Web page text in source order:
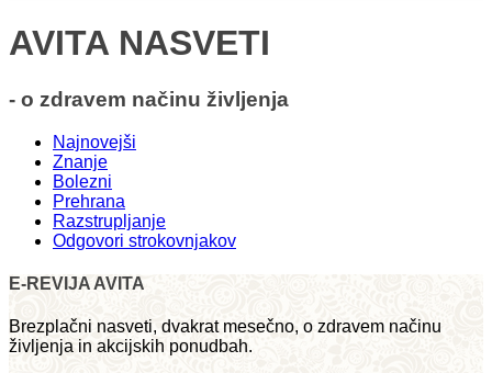
AVITA NASVETI
- o zdravem načinu življenja
Najnovejši
Znanje
Bolezni
Prehrana
Razstrupljanje
Odgovori strokovnjakov
E-REVIJA AVITA
Brezplačni nasveti, dvakrat mesečno, o zdravem načinu
življenja in akcijskih ponudbah.